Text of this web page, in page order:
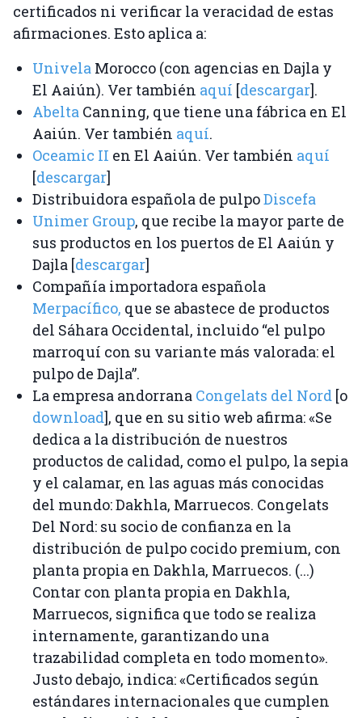
certificados ni verificar la veracidad de estas
afirmaciones. Esto aplica a:
Univela Morocco (con agencias en Dajla y
El Aaiún). Ver también aquí [descargar].
Abelta Canning, que tiene una fábrica en El
Aaiún. Ver también aquí.
Oceamic II en El Aaiún. Ver también aquí
[descargar]
Distribuidora española de pulpoDiscefa
Unimer Group, que recibe la mayor parte de
sus productos en los puertos de El Aaiún y
Dajla [descargar]
Compañía importadora española
Merpacífico, que se abastece de productos
del Sáhara Occidental, incluido “el pulpo
marroquí con su variante más valorada: el
pulpo de Dajla”.
La empresa andorrana Congelats del Nord [o
download], que en su sitio web afirma: «Se
dedica a la distribución de nuestros
productos de calidad, como el pulpo, la sepia
y el calamar, en las aguas más conocidas
del mundo: Dakhla, Marruecos. Congelats
Del Nord: su socio de confianza en la
distribución de pulpo cocido premium, con
planta propia en Dakhla, Marruecos. (...)
Contar con planta propia en Dakhla,
Marruecos, significa que todo se realiza
internamente, garantizando una
trazabilidad completa en todo momento».
Justo debajo, indica: «Certificados según
estándares internacionales que cumplen